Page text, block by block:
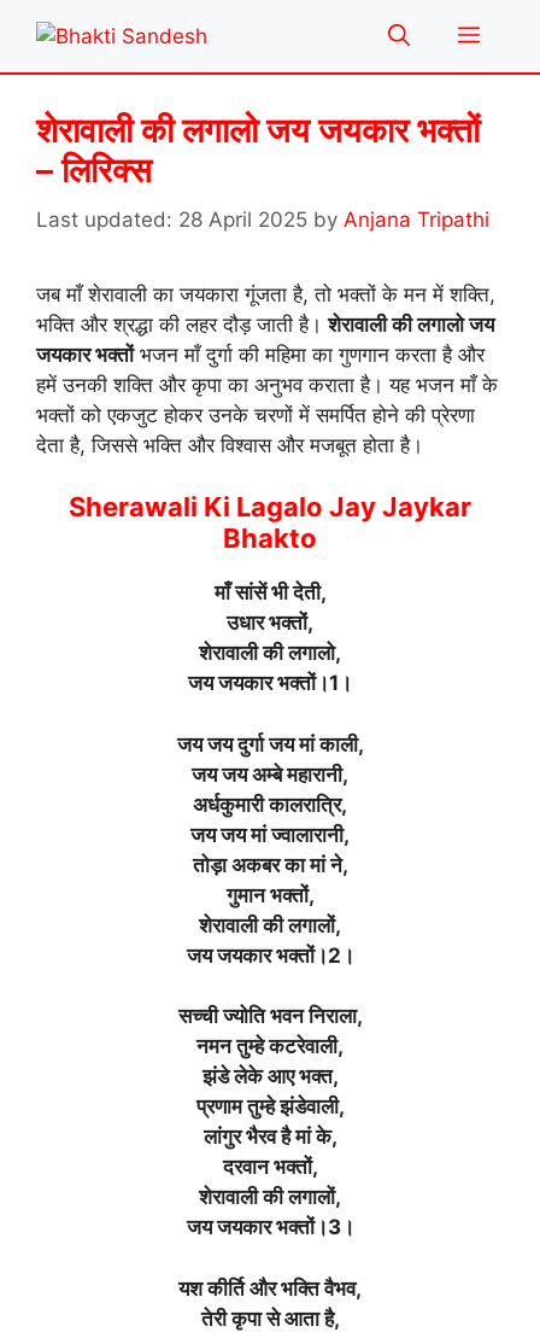
content
Menu
शेरावाली की लगालो जय जयकार भक्तों
– लिरिक्स
28 April 2025 by Anjana Tripathi
जब माँ शेरावाली का जयकारा गूंजता है, तो भक्तों के मन में शक्ति,
भक्ति और श्रद्धा की लहर दौड़ जाती है।शेरावाली की लगालो जय
जयकार भक्तोंभजन माँ दुर्गा की महिमा का गुणगान करता है और
हमें उनकी शक्ति और कृपा का अनुभव कराता है। यह भजन माँ के
भक्तों को एकजुट होकर उनके चरणों में समर्पित होने की प्रेरणा
देता है, जिससे भक्ति और विश्वास और मजबूत होता है।
Sherawali Ki Lagalo Jay Jaykar
Bhakto
माँ सांसें भी देती,
उधार भक्तों,
शेरावाली की लगालो,
जय जयकार भक्तों।1।
जय जय दुर्गा जय मां काली,
जय जय अम्बे महारानी,
अर्धकुमारी कालरात्रि,
जय जय मां ज्वालारानी,
तोड़ा अकबर का मां ने,
गुमान भक्तों,
शेरावाली की लगालों,
जय जयकार भक्तों।2।
सच्ची ज्योति भवन निराला,
नमन तुम्हे कटरेवाली,
झंडे लेके आए भक्त,
प्रणाम तुम्हे झंडेवाली,
लांगुर भैरव है मां के,
दरवान भक्तों,
शेरावाली की लगालों,
जय जयकार भक्तों।3।
यश कीर्ति और भक्ति वैभव,
तेरी कृपा से आता है,